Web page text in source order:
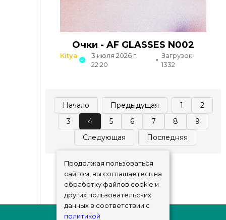
Очки - AF GLASSES N002
Kitya
3 июля 2026 г.
22:20
Загрузок:
1332
Начало Предыдущая 1
2
3
4 5 6 7 8
9
Следующая
Последняя
Продолжая пользоваться
сайтом, вы соглашаетесь на
обработку файлов cookie и
других пользовательских
данных в соответствии с
политикой